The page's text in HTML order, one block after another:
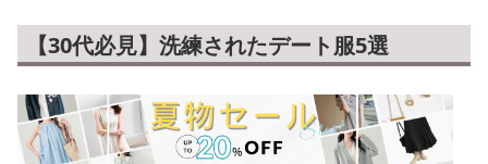
【30代必見】洗練されたデート服5選